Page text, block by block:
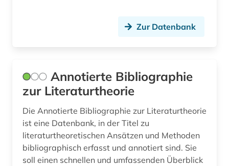
frauengeschichte (1)
freie plattform (1)
freiligrath ferdinand (1)
fremdsprache (5)
fremdwort (7)
Zur Datenbank
Annotierte Bibliographie
zur Literaturtheorie
Die Annotierte Bibliographie zur Literaturtheorie
ist eine Datenbank, in der Titel zu
literaturtheoretischen Ansätzen und Methoden
bibliographisch erfasst und annotiert sind. Sie
soll einen schnellen und umfassenden Überblick